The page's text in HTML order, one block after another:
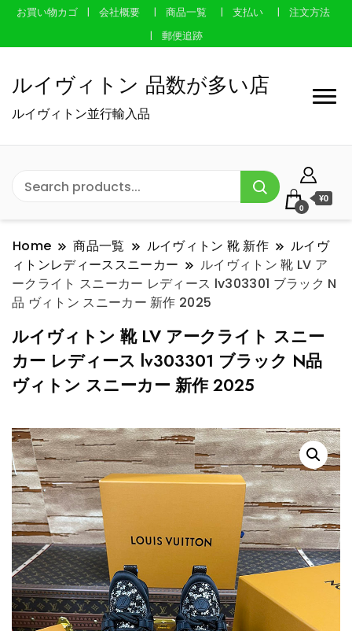
お買い物カゴ 会社概要 商品一覧 支払い
注文方法
郵便追跡
ルイヴィトン 品数が多い店
ルイヴィトン並行輸入品
0
¥0
Home 商品一覧 ルイヴィトン 靴 新作
ルイヴ
ィトンレディーススニーカー
ルイヴィトン 靴 LV ア
ークライト スニーカー レディース lv303301 ブラック N
品 ヴィトン スニーカー 新作 2025
ルイヴィトン 靴 LV アークライト スニー
カー レディース lv303301 ブラック N品
ヴィトン スニーカー 新作 2025